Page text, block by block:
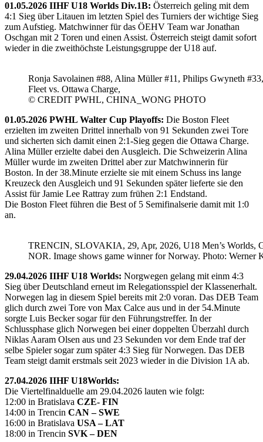
01.05.2026 IIHF U18 Worlds Div.1B: Österreich geling mit dem
4:1 Sieg über Litauen im letzten Spiel des Turniers der wichtige Sieg
zum Aufstieg. Matchwinner für das ÖEHV Team war Jonathan
Oschgan mit 2 Toren und einen Assist. Österreich steigt damit sofort
wieder in die zweithöchste Leistungsgruppe der U18 auf.
Ronja Savolainen #88, Alina Müller #11, Philips Gwyneth
Fleet vs. Ottawa Charge,
© CREDIT PWHL, CHINA_WONG PHOTO
01.05.2026 PWHL Walter Cup Playoffs: Die Boston Fleet
erzielten im zweiten Drittel innerhalb von 91 Sekunden zwei Tore
und sicherten sich damit einen 2:1-Sieg gegen die Ottawa Charge.
Alina Müller erzielte dabei den Ausgleich. Die Schweizerin Alina
Müller wurde im zweiten Drittel aber zur Matchwinnerin für
Boston. In der 38.Minute erzielte sie mit einem Schuss ins lange
Kreuzeck den Ausgleich und 91 Sekunden später lieferte sie den
Assist für Jamie Lee Rattray zum frühen 2:1 Endstand.
Die Boston Fleet führen die Best of 5 Semifinalserie damit mit 1:0
an.
TRENCIN, SLOVAKIA, 29, Apr, 2026, U18 Men’s Worlds,
NOR. Image shows game winner for Norway. Photo: Werner
29.04.2026 IIHF U18 Worlds: Norgwegen gelang mit einm 4:3
Sieg über Deutschland erneut im Relegationsspiel der Klassenerhalt.
Norwegen lag in diesem Spiel bereits mit 2:0 voran. Das DEB Team
glich durch zwei Tore von Max Calce aus und in der 54.Minute
sorgte Luis Becker sogar für den Führungstreffer. In der
Schlussphase glich Norwegen bei einer doppelten Überzahl durch
Niklas Aaram Olsen aus und 23 Sekunden vor dem Ende traf der
selbe Spieler sogar zum später 4:3 Sieg für Norwegen. Das DEB
Team steigt damit erstmals seit 2023 wieder in die Division 1A ab.
27.04.2026 IIHF U18Worlds:
Die Viertelfinalduelle am 29.04.2026 lauten wie folgt:
12:00 in Bratislava CZE- FIN
14:00 in Trencin CAN – SWE
16:00 in Bratislava USA – LAT
18:00 in Trencin SVK – DEN